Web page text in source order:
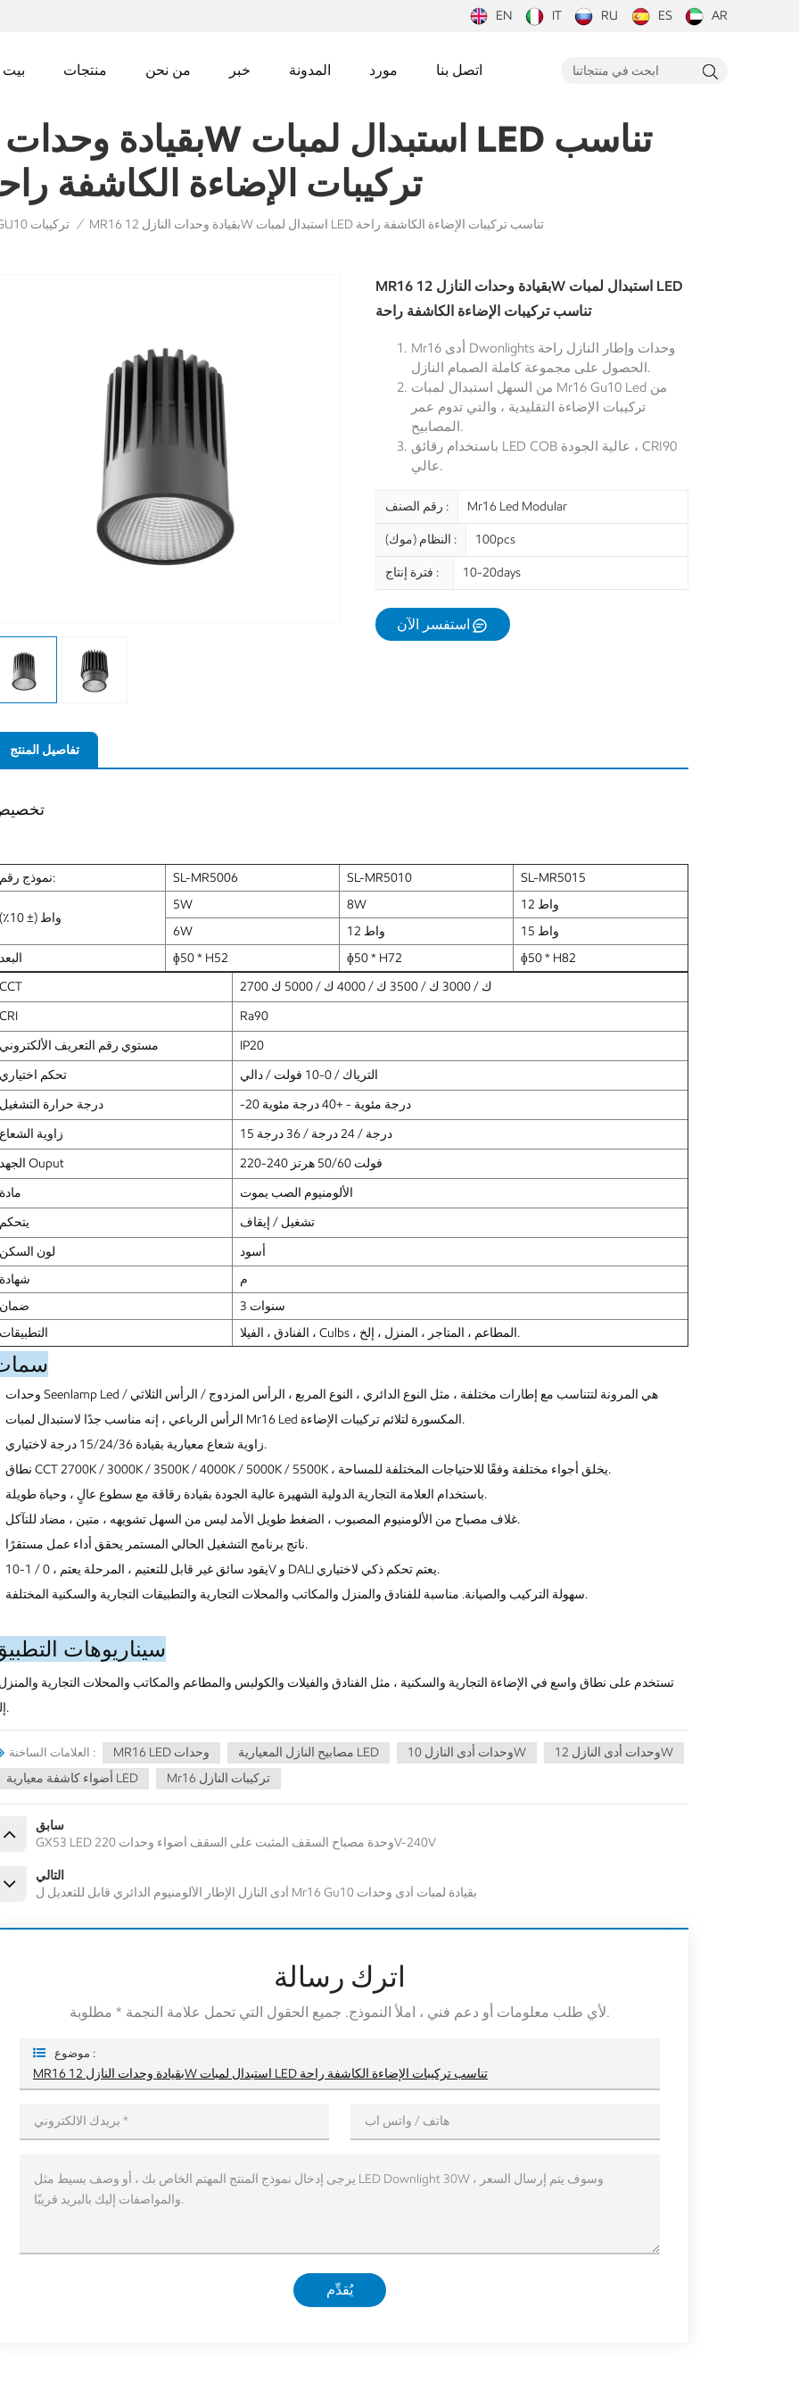
EN IT RU ES AR
بيت منتجات من نحن خبر المدونة مورد اتصل بنا
تركيبات الإضاءة الكاشفة
MR16 GU10 تركيبات / MR16 بقيادة وحدات النازل 12W استبدال لمبات LED تناسب تركيبات الإضاءة الكاشفة راحة
MR16 بقيادة وحدات النازل 12W استبدال لمبات LED
تناسب تركيبات الإضاءة الكاشفة راحة
Mr16 أدى Dwonlights وحدات وإطار النازل راحة
الحصول على مجموعة كاملة الصمام النازل.
من السهل استبدال لمبات Mr16 Gu10 Led من
تركيبات الإضاءة التقليدية ، والتي تدوم عمر
المصابيح.
باستخدام رقائق LED COB عالية الجودة ، CRI90
عالي.
رقم الصنف : Mr16 Led Modular
النظام (موك) : 100pcs
فترة إنتاج : 10-20days
استفسر الآن
تفاصيل المنتج
نموذج رقم: SL-MR5006 SL-MR5010 SL-MR5015
واط (± 10٪)
5W 8W
12 واط
6W
12 واط
15 واط
البعد
ɸ50 * H52 ɸ50 * H72
ɸ50 * H82
CCT
2700 ك / 3000 ك / 3500 ك / 4000 ك / 5000 ك
CRI
Ra90
مستوي رقم التعريف الألكتروني
IP20
تحكم اختياري
الترياك / 0-10 فولت / دالي
درجة حرارة التشغيل
-20 درجة مئوية - +40 درجة مئوية
زاوية الشعاع
15 درجة / 24 درجة / 36 درجة
الجهد Ouput
220-240 فولت 50/60 هرتز
مادة
الألومنيوم الصب يموت
يتحكم
تشغيل / إيقاف
لون السكن
أسود
شهادة
م
ضمان
3 سنوات
التطبيقات
الفنادق ، الفيلا ، Culbs ، المطاعم ، المتاجر ، المنزل ، إلخ.
وحدات Seenlamp Led هي المرونة لتتناسب مع إطارات مختلفة ، مثل النوع الدائري ، النوع المربع ، الرأس المزدوج / الرأس الثلاثي /
الرأس الرباعي ، إنه مناسب جدًا لاستبدال لمبات Mr16 Led المكسورة لتلائم تركيبات الإضاءة.
زاوية شعاع معيارية بقيادة 15/24/36 درجة لاختياري.
نطاق CCT 2700K / 3000K / 3500K / 4000K / 5000K / 5500K ، يخلق أجواء مختلفة وفقًا للاحتياجات المختلفة للمساحة.
باستخدام العلامة التجارية الدولية الشهيرة عالية الجودة بقيادة رقاقة مع سطوع عالٍ ، وحياة طويلة.
غلاف مصباح من الألومنيوم المصبوب ، الضغط طويل الأمد ليس من السهل تشويهه ، متين ، مضاد للتآكل.
ناتج برنامج التشغيل الحالي المستمر يحقق أداء عمل مستقرًا.
يقود سائق غير قابل للتعتيم ، المرحلة يعتم ، 0 / 1-10V و DALI يعتم تحكم ذكي لاختياري.
سهولة التركيب والصيانة. مناسبة للفنادق والمنزل والمكاتب والمحلات التجارية والتطبيقات التجارية والسكنية المختلفة.
سيناريوهات
تستخدم على نطاق واسع في الإضاءة التجارية والسكنية ، مثل الفنادق والفيلات والكولبس والمطاعم والمكاتب والمحلات التجارية
إلخ.
العلامات الساخنة : MR16 LED وحدات مصابيح النازل المعيارية LED وحدات أدى النازل 10W
وحدات أدى النازل 12W
أضواء كاشفة معيارية LED
Mr16 تركيبات النازل
سابق
GX53 LED وحدة مصباح السقف المثبت على السقف أضواء وحدات 220V-240V
التالي
أدى النازل الإطار الألومنيوم الدائري قابل للتعديل ل Mr16 Gu10 بقيادة لمبات أدى وحدات
اترك رسالة
لأي طلب معلومات أو دعم فني ، املأ النموذج. جميع الحقول التي تحمل علامة النجمة * مطلوبة.
موضوع :
MR16 بقيادة وحدات النازل 12W استبدال لمبات LED تناسب تركيبات الإضاءة الكاشفة راحة
يُقدِّم